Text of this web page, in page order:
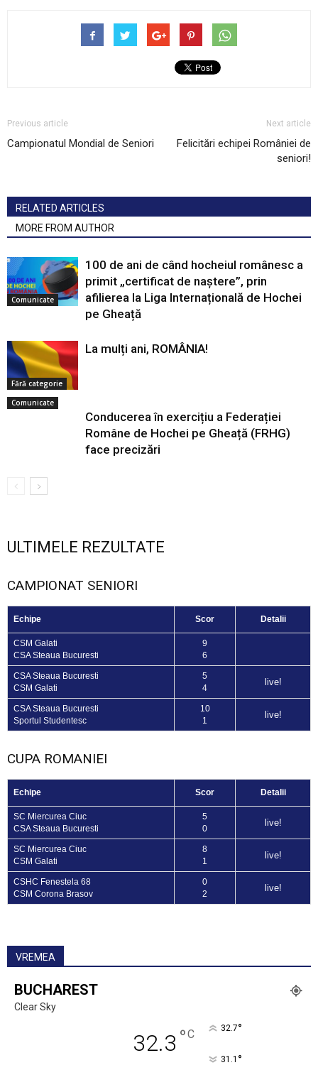
Previous article
Campionatul Mondial de Seniori
Next article
Felicitări echipei României de
seniori!
RELATED ARTICLES
MORE FROM AUTHOR
Comunicate
100 de ani de când hocheiul românesc a
primit „certificat de naștere”, prin
afilierea la Liga Internațională de Hochei
pe Gheață
Fără categorie
La mulți ani, ROMÂNIA!
Comunicate
Conducerea în exercițiu a Federației
Române de Hochei pe Gheață (FRHG)
face precizări
ULTIMELE REZULTATE
CAMPIONAT SENIORI
Echipe Scor Detalii
CSM Galati
CSA Steaua Bucuresti
9
6
CSA Steaua Bucuresti
CSM Galati
5
4
live!
CSA Steaua Bucuresti
Sportul Studentesc
10
1
live!
CUPA ROMANIEI
Echipe Scor Detalii
SC Miercurea Ciuc
CSA Steaua Bucuresti
5
0
live!
SC Miercurea Ciuc
CSM Galati
8
1
live!
CSHC Fenestela 68
CSM Corona Brasov
0
2
live!
VREMEA
BUCHAREST
Clear Sky
32.3 °C 32.7°
31.1 °